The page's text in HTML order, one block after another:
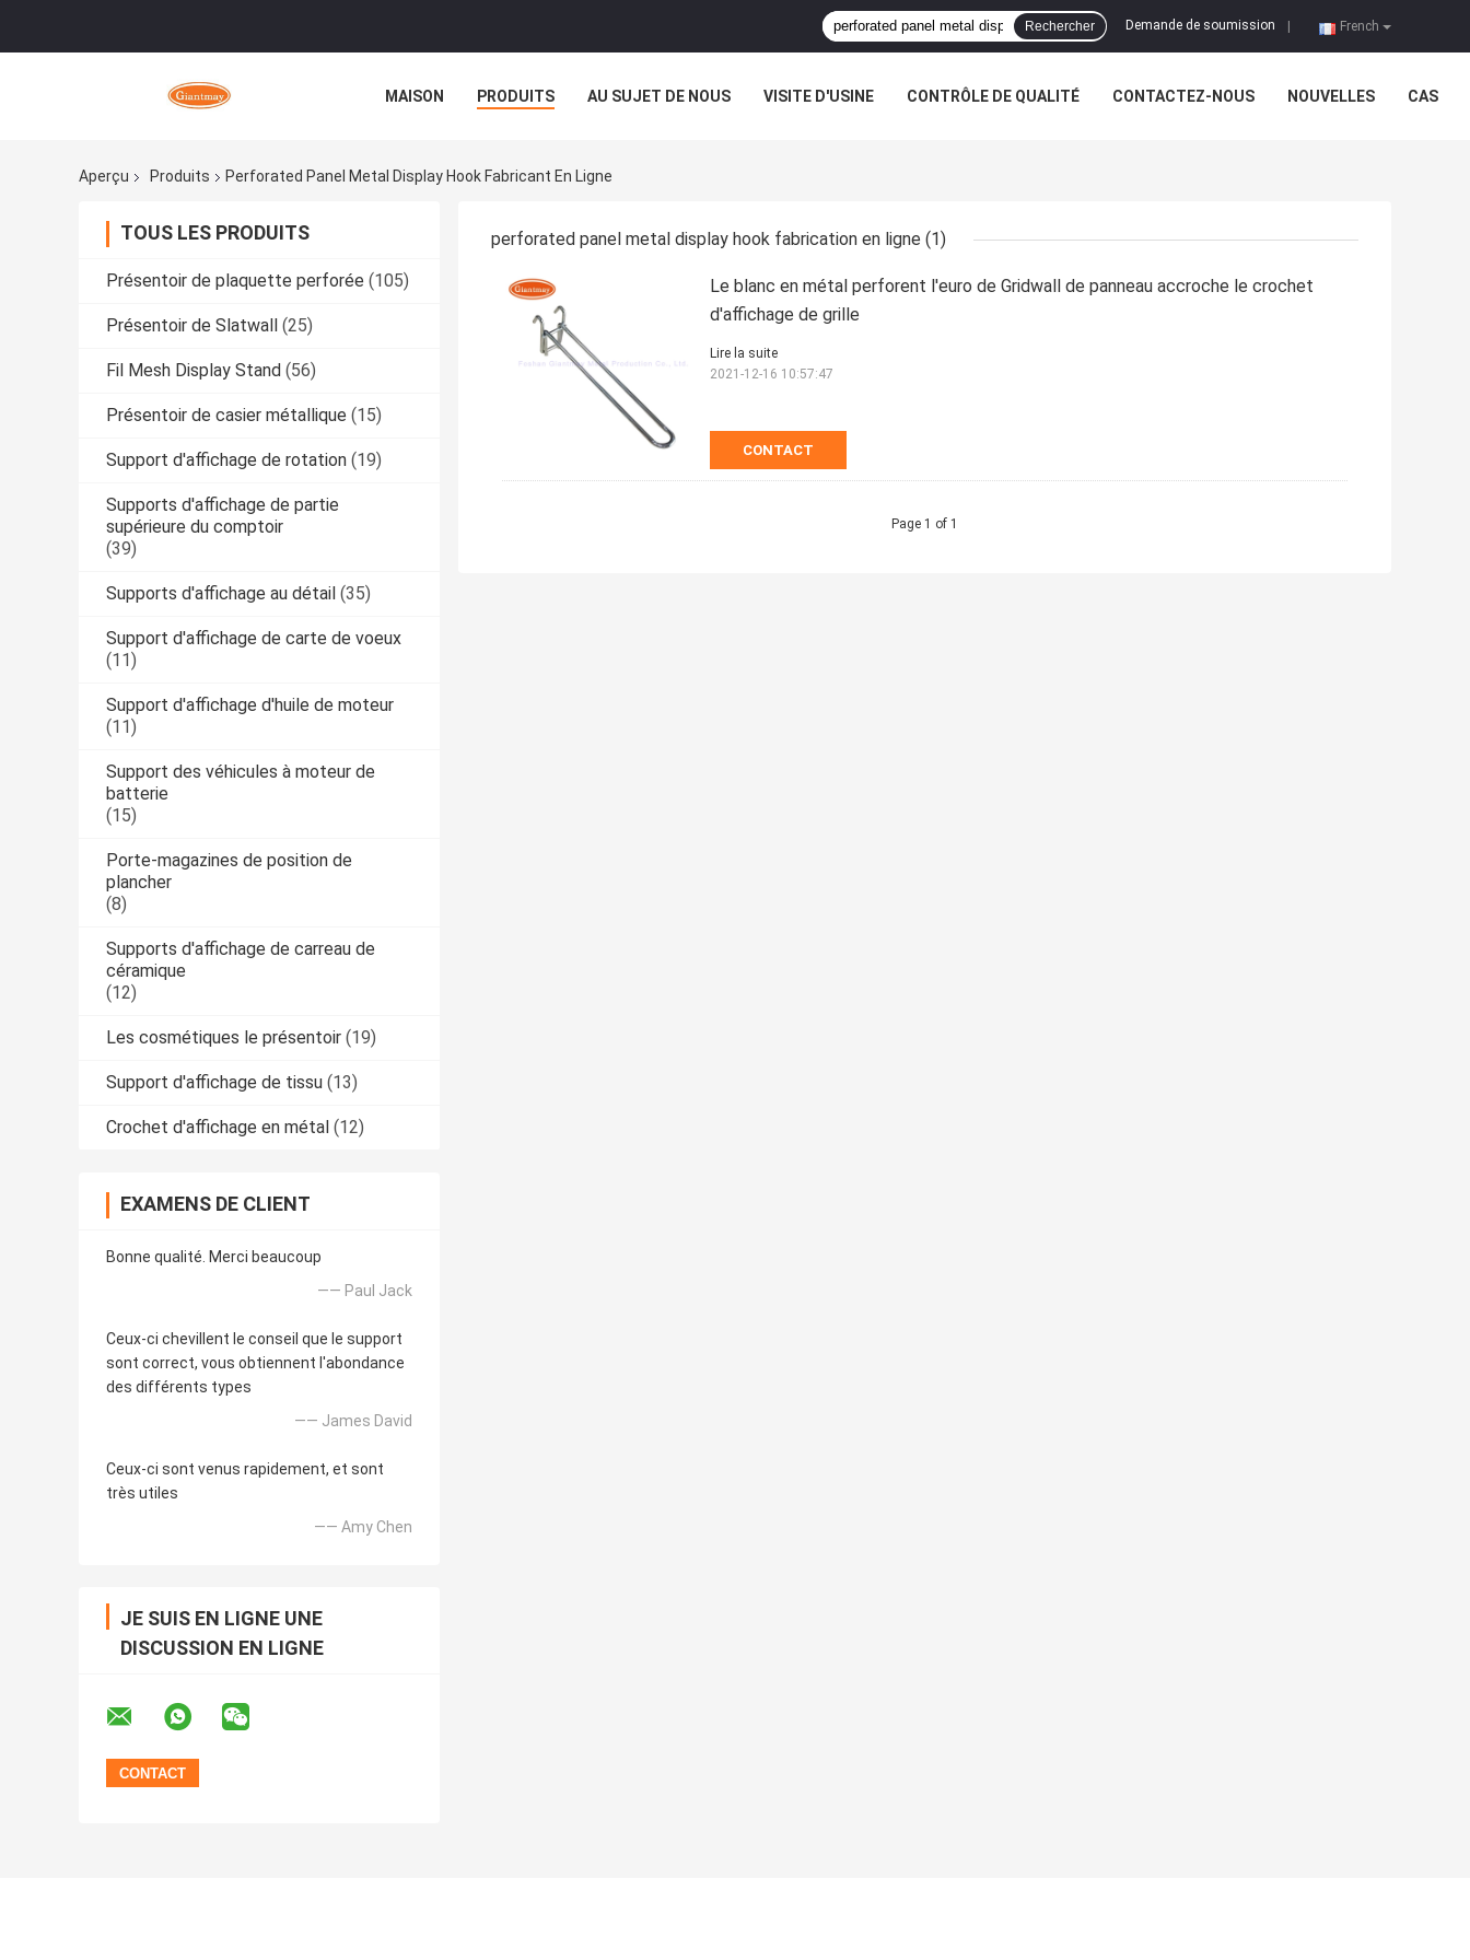
French
Demande de soumission
Rechercher
MAISON PRODUITS AU SUJET DE NOUS VISITE D'USINE CONTRÔLE DE QUALITÉ CONTACTEZ-NOUS NOUVELLES CAS
Aperçu Produits Perforated Panel Metal Display Hook Fabricant En Ligne
TOUS LES PRODUITS
Présentoir de plaquette perforée (105)
Présentoir de Slatwall (25)
Fil Mesh Display Stand (56)
Présentoir de casier métallique (15)
Support d'affichage de rotation (19)
Supports d'affichage de partie
supérieure du comptoir
(39)
Supports d'affichage au détail (35)
Support d'affichage de carte de voeux
(11)
Support d'affichage d'huile de moteur
(11)
Support des véhicules à moteur de
batterie
(15)
Porte-magazines de position de
plancher
(8)
Supports d'affichage de carreau de
céramique
(12)
Les cosmétiques le présentoir (19)
Support d'affichage de tissu (13)
Crochet d'affichage en métal (12)
EXAMENS DE CLIENT
Bonne qualité. Merci beaucoup
—— Paul Jack
Ceux-ci chevillent le conseil que le support
sont correct, vous obtiennent l'abondance
des différents types
—— James David
Ceux-ci sont venus rapidement, et sont
très utiles
—— Amy Chen
JE SUIS EN LIGNE UNE
DISCUSSION EN LIGNE
perforated panel metal display hook fabrication en ligne (1)
Le blanc en métal perforent l'euro de Gridwall de panneau accroche le crochet
d'affichage de grille
CONTACT
Lire la suite
2021-12-16 10:57:47
Page 1 of 1